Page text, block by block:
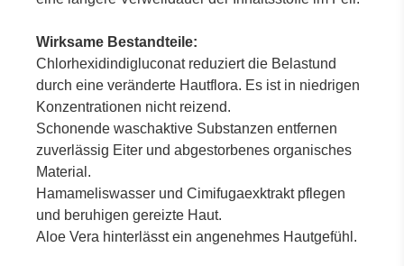
Wirksame Bestandteile:
Chlorhexidindigluconat reduziert die Belastund
durch eine veränderte Hautflora. Es ist in niedrigen
Konzentrationen nicht reizend.
Schonende waschaktive Substanzen entfernen
zuverlässig Eiter und abgestorbenes organisches
Material.
Hamameliswasser und Cimifugaexktrakt pflegen
und beruhigen gereizte Haut.
Aloe Vera hinterlässt ein angenehmes Hautgefühl.